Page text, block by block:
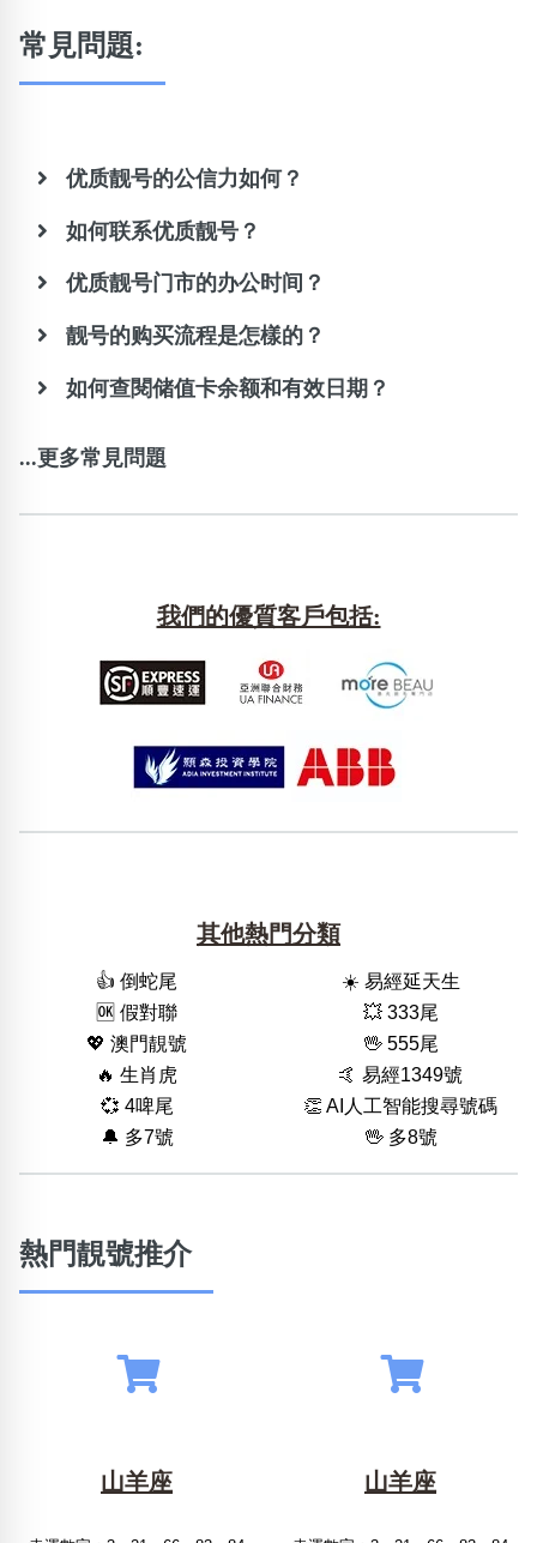
常見問題:
优质靓号的公信力如何？
如何联系优质靓号？
优质靓号门市的办公时间？
靓号的购买流程是怎樣的？
如何查閱储值卡余额和有效日期？
...更多常見問題
我們的優質客戶包括:
其他熱門分類
👍 倒蛇尾
☀️ 易經延天生
🆗️ 假對聯
💥 333尾
💖 澳門靚號
🖖 555尾
🔥 生肖虎
🤙 易經1349號
💞 4啤尾
👏 AI人工智能搜尋號碼
🔔 多7號
🖖 多8號
熱門靚號推介
山羊座 山羊座